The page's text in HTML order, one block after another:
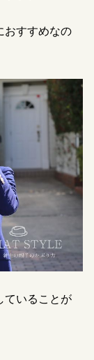
おすすめなの
ていることが